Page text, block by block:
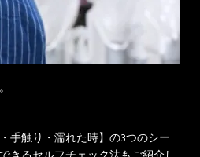
手触り・濡れた時】の3つのシー